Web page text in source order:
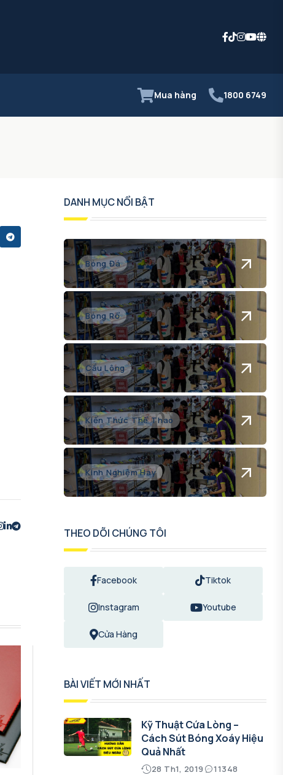
Mua hàng 1800 6749
DANH MỤC NỔI BẬT
Bóng Đá
Bóng Rổ
Cầu Lông
Kiến Thức Thể Thao
Kinh Nghiệm Hay
THEO DÕI CHÚNG TÔI
Facebook Tiktok
Instagram Youtube
Cửa Hàng
BÀI VIẾT MỚI NHẤT
Kỹ Thuật Cứa Lòng –
Cách Sút Bóng Xoáy Hiệu
Quả Nhất
28 Th1, 2019 11348